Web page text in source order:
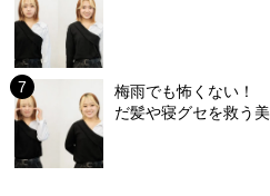
梅雨でも怖くない！
だ髪や寝グセを救う